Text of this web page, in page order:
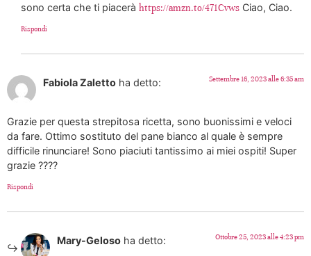
sono certa che ti piacerà https://amzn.to/471Cvws Ciao, Ciao.
Rispondi
Fabiola Zaletto ha detto: Settembre 16, 2023 alle 6:35 am
Grazie per questa strepitosa ricetta, sono buonissimi e veloci
da fare. Ottimo sostituto del pane bianco al quale è sempre
difficile rinunciare! Sono piaciuti tantissimo ai miei ospiti! Super
grazie ????
Rispondi
Mary-Geloso ha detto: Ottobre 25, 2023 alle 4:23 pm